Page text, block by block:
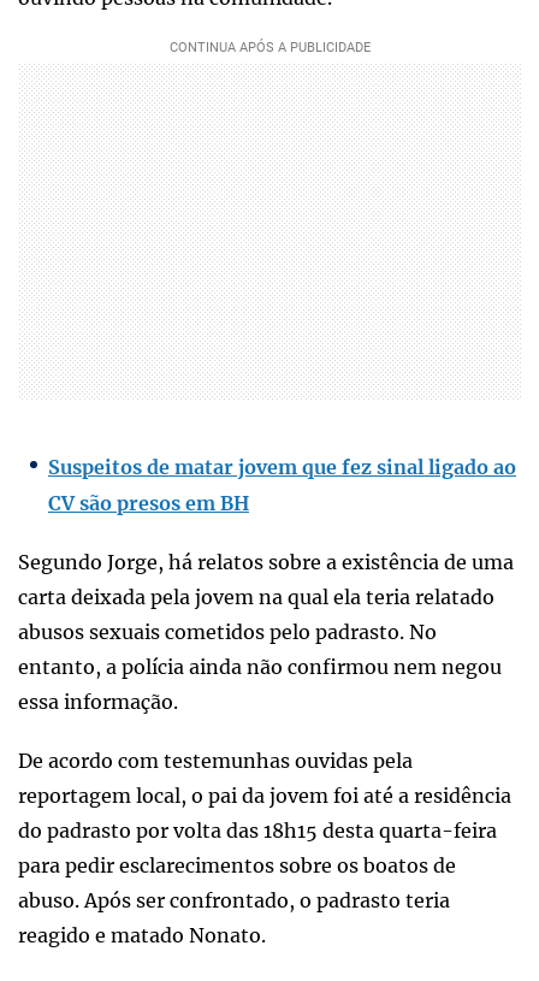
Suspeitos de matar jovem que fez sinal ligado ao
CV são presos em BH
Segundo Jorge, há relatos sobre a existência de uma
carta deixada pela jovem na qual ela teria relatado
abusos sexuais cometidos pelo padrasto. No
entanto, a polícia ainda não confirmou nem negou
essa informação.
De acordo com testemunhas ouvidas pela
reportagem local, o pai da jovem foi até a residência
do padrasto por volta das 18h15 desta quarta-feira
para pedir esclarecimentos sobre os boatos de
abuso. Após ser confrontado, o padrasto teria
reagido e matado Nonato.